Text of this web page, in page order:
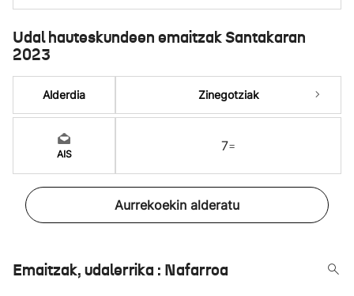
Udal hauteskundeen emaitzak Santakaran
2023
Alderdia
AIS
Zinegotziak
7=
Aurrekoekin alderatu
Emaitzak, udalerrika : Nafarroa